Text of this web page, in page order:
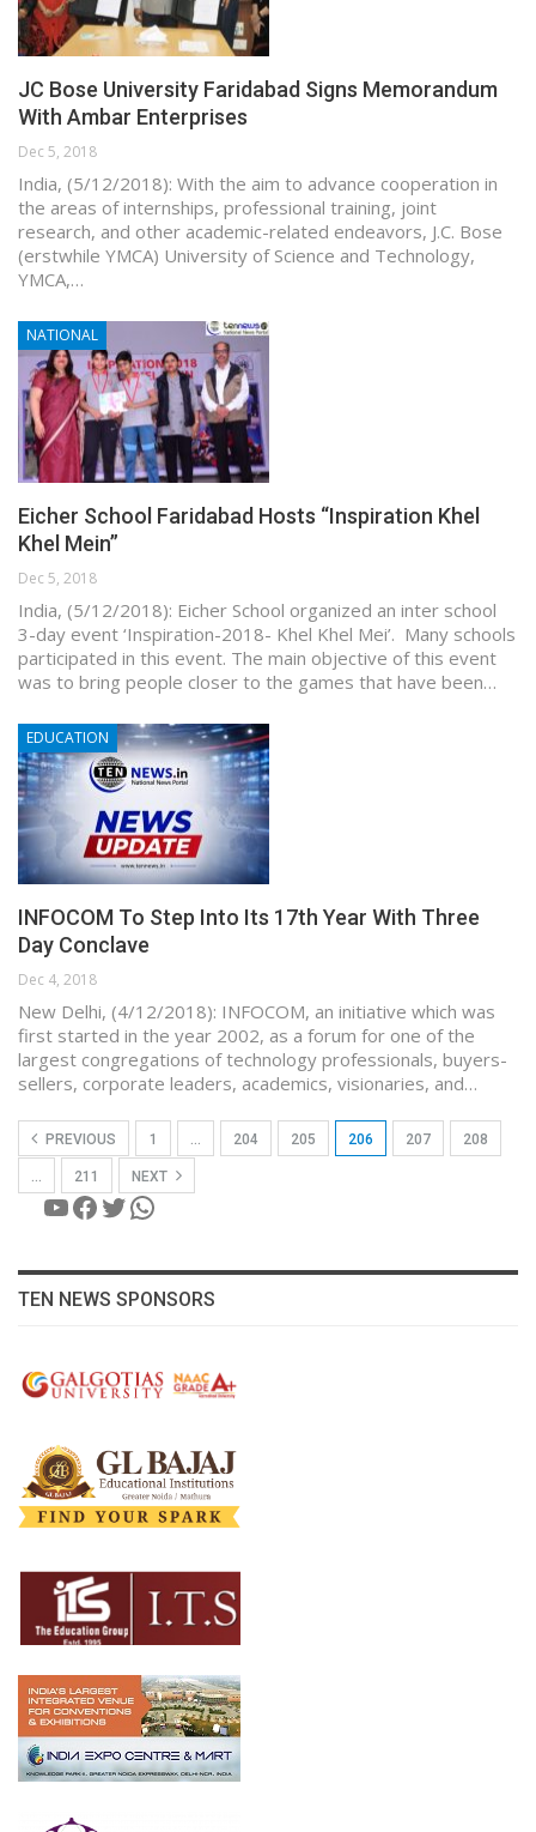
JC Bose University Faridabad Signs Memorandum
With Ambar Enterprises
Dec 5, 2018
India, (5/12/2018): With the aim to advance cooperation in
the areas of internships, professional training, joint
research, and other academic-related endeavors, J.C. Bose
(erstwhile YMCA) University of Science and Technology,
YMCA,…
NATIONAL
Eicher School Faridabad Hosts “Inspiration Khel
Khel Mein”
Dec 5, 2018
India, (5/12/2018): Eicher School organized an inter school
3-day event ‘Inspiration-2018- Khel Khel Mei’. Many schools
participated in this event. The main objective of this event
was to bring people closer to the games that have been…
EDUCATION
INFOCOM To Step Into Its 17th Year With Three
Day Conclave
Dec 4, 2018
New Delhi, (4/12/2018): INFOCOM, an initiative which was
first started in the year 2002, as a forum for one of the
largest congregations of technology professionals, buyers-
sellers, corporate leaders, academics, visionaries, and…
PREVIOUS 1 … 204 205 206 207 208
… 211 NEXT
YouTube
Facebook
Twitter
WhatsApp
TEN NEWS SPONSORS